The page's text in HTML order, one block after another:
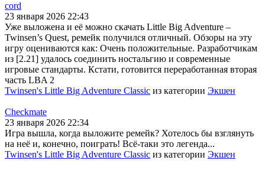
cord
23 января 2026 22:43
Уже выложена и её можно скачать Little Big Adventure –
Twinsen’s Quest, ремейк получился отличный. Обзоры на эту
игру оцениваются как: Очень положительные. Разработчикам
из [2.21] удалось соединить ностальгию и современные
игровые стандарты. Кстати, готовится переработанная вторая
часть LBA 2
Twinsen's Little Big Adventure Classic из категории Экшен
Checkmate
23 января 2026 22:34
Игра вышла, когда выложите ремейк? Хотелось бы взглянуть
на неё и, конечно, поиграть! Всё-таки это легенда...
Twinsen's Little Big Adventure Classic из категории Экшен